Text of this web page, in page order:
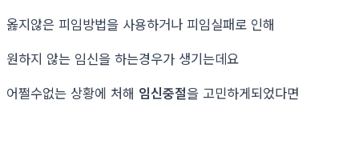
옳지않은 피임방법을 사용하거나 피임실패로 인해
원하지 않는 임신을 하는경우가 생기는데요
어쩔수없는 상황에 처해 임신중절을 고민하게되었다면